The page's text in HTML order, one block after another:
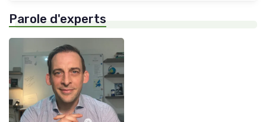
Parole d'experts